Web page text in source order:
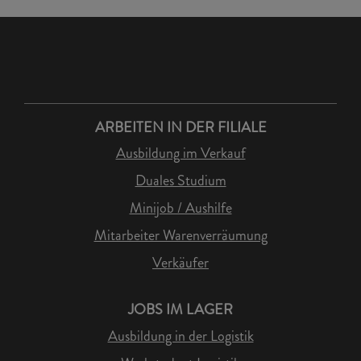
ARBEITEN IN DER FILIALE
Ausbildung im Verkauf
Duales Studium
Minijob / Aushilfe
Mitarbeiter Warenverräumung
Verkäufer
JOBS IM LAGER
Ausbildung in der Logistik